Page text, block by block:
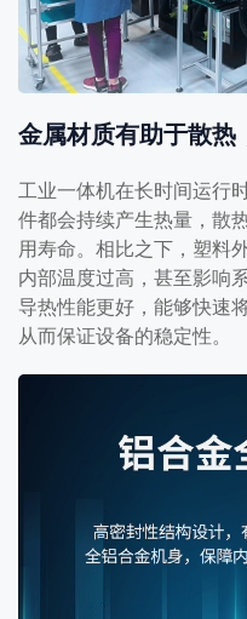
金属材质有助于散热
工业一体机在长时间运行
件都会持续产生热量，散
用寿命。相比之下，塑料
内部温度过高，甚至影响
导热性能更好，能够快速
从而保证设备的稳定性。